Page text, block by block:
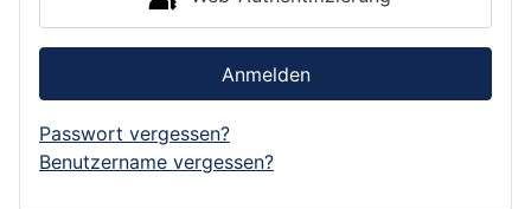
Anmelden
Passwort vergessen?
Benutzername vergessen?